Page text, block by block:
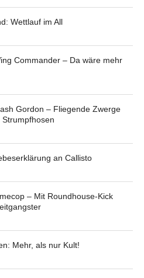
Wettlauf im All
Commander – Da wäre mehr
Gordon – Fliegende Zwerge
an Callisto
– Mit Roundhouse-Kick
Mehr, als nur Kult!